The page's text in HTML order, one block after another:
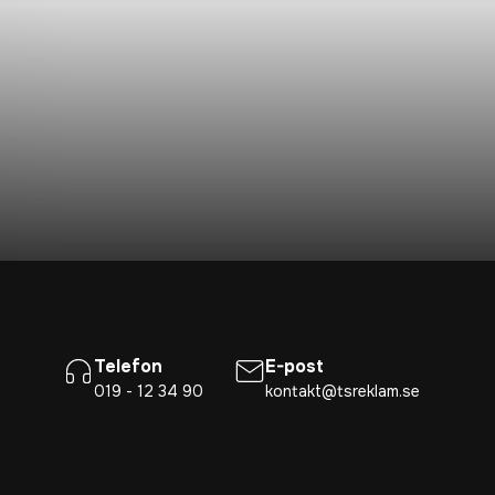
Telefon
019 - 12 34 90
E-post
kontakt@tsreklam.se